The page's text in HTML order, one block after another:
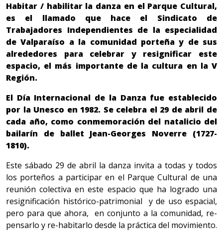
Habitar / habilitar la danza en el Parque Cultural,
es el llamado que hace el Sindicato de
Trabajadores Independientes de la especialidad
de Valparaíso a la comunidad porteña y de sus
alrededores para celebrar y resignificar este
espacio, el más importante de la cultura en la V
Región.
El Día Internacional de la Danza fue establecido
por la Unesco en 1982. Se celebra el 29 de abril de
cada año, como conmemoración del natalicio del
bailarín de ballet Jean-Georges Noverre (1727-
1810).
Este sábado 29 de abril la danza invita a todas y todos
los porteños a participar en el Parque Cultural de una
reunión colectiva en este espacio que ha logrado una
resignificación histórico-patrimonial y de uso espacial,
pero para que ahora, en conjunto a la comunidad, re-
pensarlo y re-habitarlo desde la práctica del movimiento.